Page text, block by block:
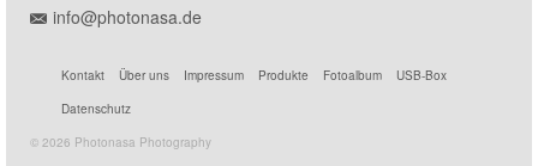
info@photonasa.de
Kontakt Über uns Impressum Produkte Fotoalbum
USB-Box
Datenschutz
© 2026 Photonasa Photography